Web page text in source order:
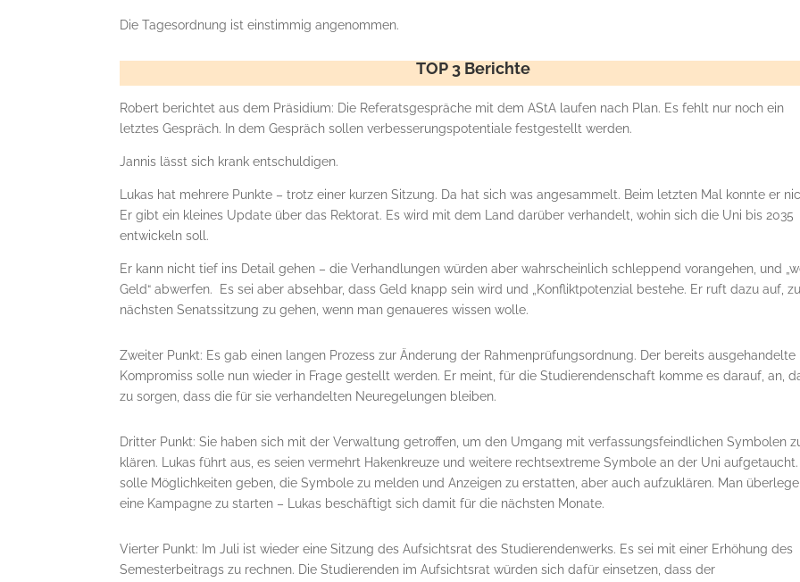
Die Tagesordnung ist einstimmig angenommen.
TOP 3 Berichte
Robert berichtet aus dem Präsidium: Die Referatsgespräche mit dem AStA laufen nach Plan. Es fehlt nur noch ein
letztes Gespräch. In dem Gespräch sollen verbesserungspotentiale festgestellt werden.
Jannis lässt sich krank entschuldigen.
Lukas hat mehrere Punkte – trotz einer kurzen Sitzung. Da hat sich was angesammelt. Beim letzten Mal konnte er
Er gibt ein kleines Update über das Rektorat. Es wird mit dem Land darüber verhandelt, wohin sich die Uni bis 2035
entwickeln soll.
Er kann nicht tief ins Detail gehen – die Verhandlungen würden aber wahrscheinlich schleppend vorangehen, und
Geld“ abwerfen. Es sei aber absehbar, dass Geld knapp sein wird und „Konfliktpotenzial bestehe. Er ruft dazu auf,
nächsten Senatssitzung zu gehen, wenn man genaueres wissen wolle.
Zweiter Punkt: Es gab einen langen Prozess zur Änderung der Rahmenprüfungsordnung. Der bereits ausgehandelte
Kompromiss solle nun wieder in Frage gestellt werden. Er meint, für die Studierendenschaft komme es darauf, an,
zu sorgen, dass die für sie verhandelten Neuregelungen bleiben.
Dritter Punkt: Sie haben sich mit der Verwaltung getroffen, um den Umgang mit verfassungsfeindlichen Symbolen
klären. Lukas führt aus, es seien vermehrt Hakenkreuze und weitere rechtsextreme Symbole an der Uni aufgetaucht.
solle Möglichkeiten geben, die Symbole zu melden und Anzeigen zu erstatten, aber auch aufzuklären. Man überlege
eine Kampagne zu starten – Lukas beschäftigt sich damit für die nächsten Monate.
Vierter Punkt: Im Juli ist wieder eine Sitzung des Aufsichtsrat des Studierendenwerks. Es sei mit einer Erhöhung des
Semesterbeitrags zu rechnen. Die Studierenden im Aufsichtsrat würden sich dafür einsetzen, dass der